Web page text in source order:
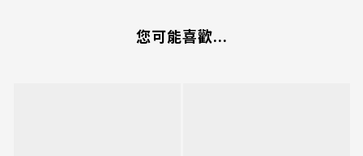
您可能喜歡...